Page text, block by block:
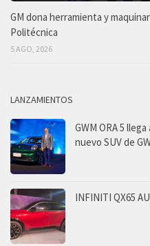
GM dona herramienta y
Politécnica
5 AGO, 2026
LANZAMIENTOS
GWM ORA 5
nuevo SUV de
INFINITI QX65